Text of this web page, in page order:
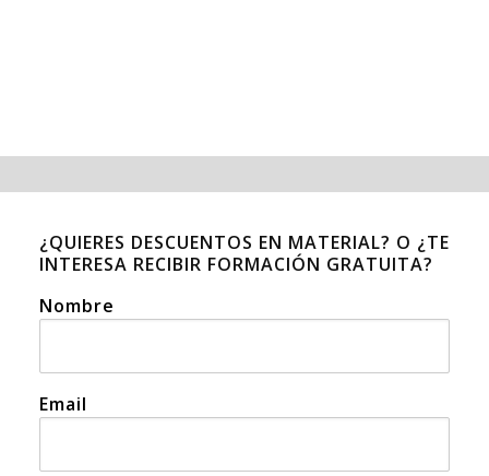
¿QUIERES DESCUENTOS EN MATERIAL? O ¿TE
INTERESA RECIBIR FORMACIÓN GRATUITA?
Nombre
Email